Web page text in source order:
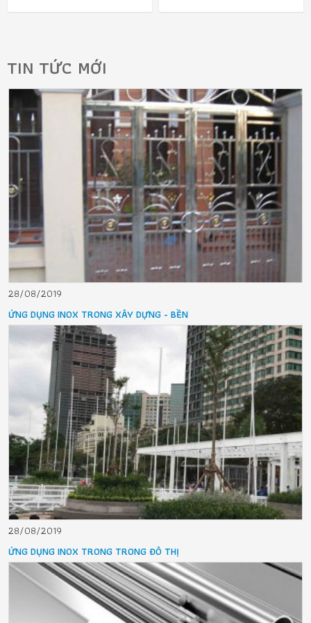
TIN TỨC MỚI
28/08/2019
ỨNG DỤNG INOX TRONG XÂY DỰNG - BỀN
28/08/2019
ỨNG DỤNG INOX TRONG TRONG ĐÔ THỊ